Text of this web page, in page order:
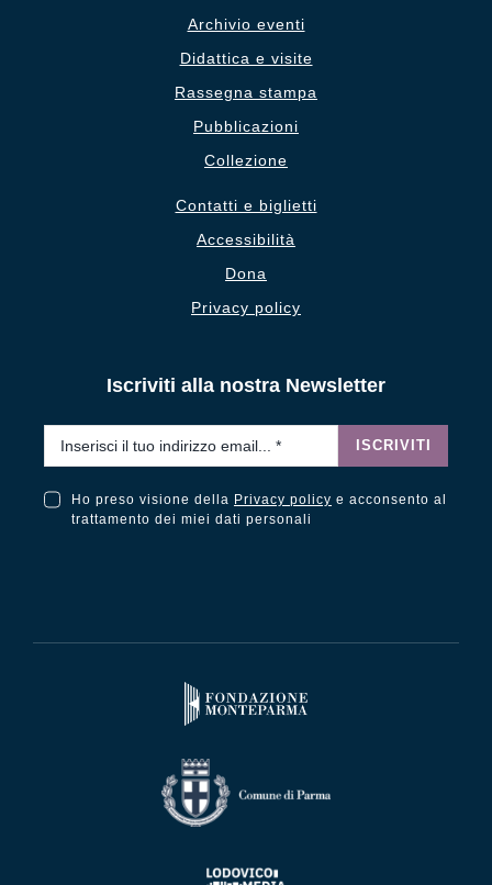
Archivio eventi
Didattica e visite
Rassegna stampa
Pubblicazioni
Collezione
Contatti e biglietti
Accessibilità
Dona
Privacy policy
Iscriviti alla nostra Newsletter
ISCRIVITI
Ho preso visione della Privacy policy e acconsento al
trattamento dei miei dati personali